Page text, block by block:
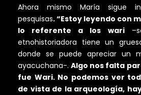
Ahora mismo María sigue
pesquisas. “Estoy leyendo con
lo referente a los wari
etnohistoriadora tiene un
donde se puede apreciar un
ayacuchana-.Algo nos falta
fue Wari. No podemos ver
de vista de la arqueología,